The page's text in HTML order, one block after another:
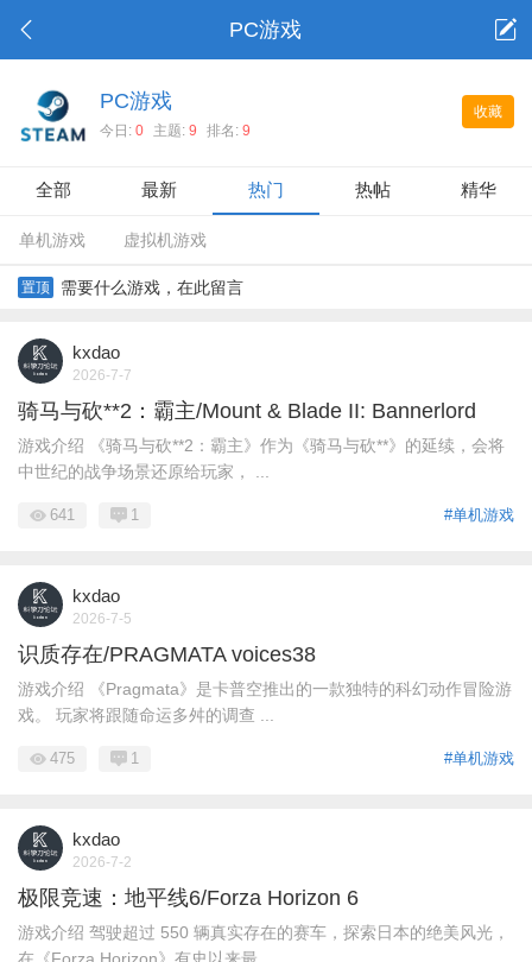
PC游戏
收藏
PC游戏
今日: 0 主题: 9 排名: 9
全部 最新 热门 热帖 精华
单机游戏 虚拟机游戏
置顶 需要什么游戏，在此留言
kxdao
2026-7-7
骑马与砍**2：霸主/Mount & Blade II: Bannerlord
游戏介绍 《骑马与砍**2：霸主》作为《骑马与砍**》的延续，会将
中世纪的战争场景还原给玩家， ...
#单机游戏
641 1
kxdao
2026-7-5
识质存在/PRAGMATA voices38
游戏介绍 《Pragmata》是卡普空推出的一款独特的科幻动作冒险游
戏。 玩家将跟随命运多舛的调查 ...
#单机游戏
475 1
kxdao
2026-7-2
极限竞速：地平线6/Forza Horizon 6
游戏介绍 驾驶超过 550 辆真实存在的赛车，探索日本的绝美风光，